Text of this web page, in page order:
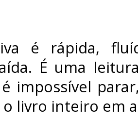
é rápida,
É uma
impossível
o livro inteiro em